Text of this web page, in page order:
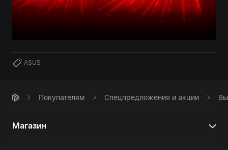
ASUS
Покупателям Спецпредложения и акции
Магазин